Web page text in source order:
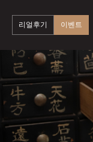
리얼후기 이벤트